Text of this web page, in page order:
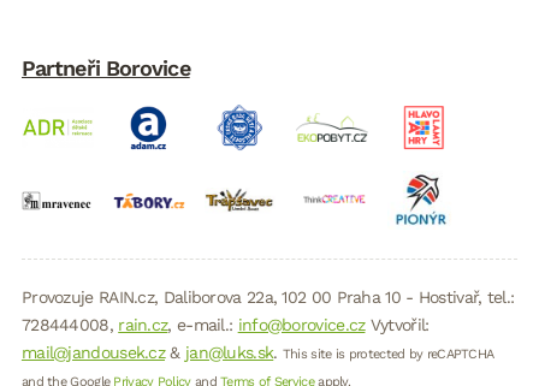
Partneři Borovice
Provozuje RAIN.cz, Daliborova 22a, 102 00 Praha 10 - Hostivař, tel.:
728444008, rain.cz, e-mail.: info@borovice.czVytvořil:
mail@jandousek.cz& jan@luks.sk. This site is protected by reCAPTCHA
and the Google Privacy PolicyandTerms of Serviceapply.